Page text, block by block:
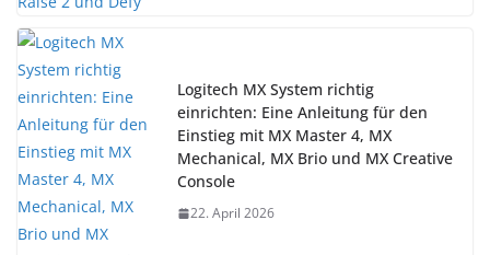
Logitech MX System richtig
einrichten: Eine Anleitung für den
Einstieg mit MX Master 4, MX
Mechanical, MX Brio und MX Creative
Console
22. April 2026